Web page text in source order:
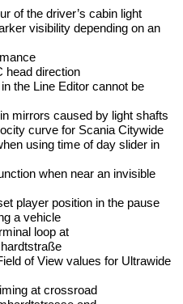
of the driver’s cabin light
visibility depending on an
head direction
the Line Editor cannot be
mirrors caused by light shafts
curve for Scania Citywide
using time of day slider in
when near an invisible
player position in the pause
a vehicle
loop at
of View values for Ultrawide
at crossroad